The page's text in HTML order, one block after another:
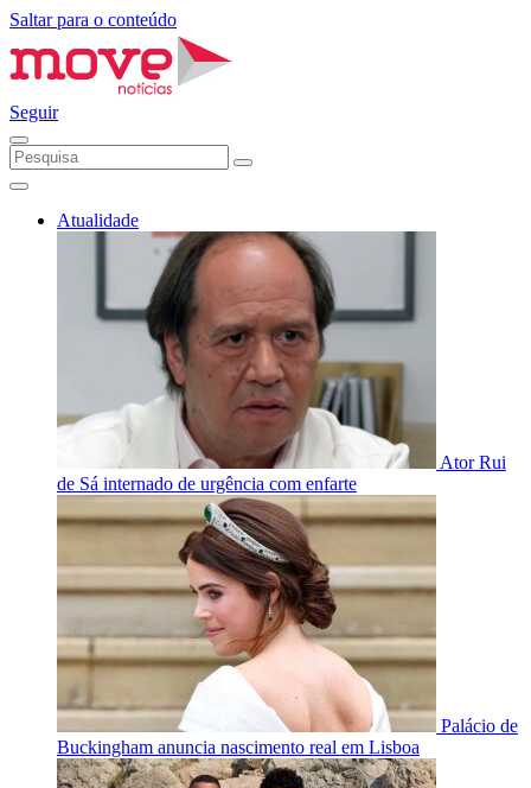
Saltar para o conteúdo
Seguir
Atualidade
Ator Rui
de Sá internado de urgência com enfarte
Palácio de
Buckingham anuncia nascimento real em Lisboa